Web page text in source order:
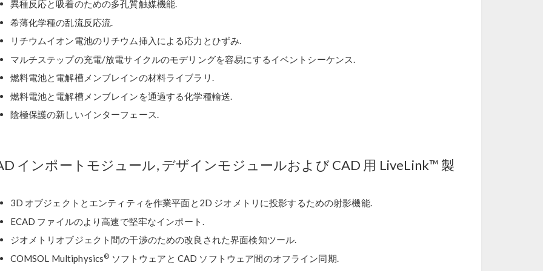
異種反応と吸着のための多孔質触媒機能.
希薄化学種の乱流反応流.
リチウムイオン電池のリチウム挿入による応力とひずみ.
マルチステップの充電/放電サイクルのモデリングを容易にするイベントシーケンス.
燃料電池と電解槽メンブレインの材料ライブラリ.
燃料電池と電解槽メンブレインを通過する化学種輸送.
陰極保護の新しいインターフェース.
インポートモジュール, デザインモジュールおよび CAD 用 LiveLink™ 製
3D オブジェクトとエンティティを作業平面と2D ジオメトリに投影するための射影機能.
ECAD ファイルのより高速で堅牢なインポート.
ジオメトリオブジェクト間の干渉のための改良された界面検知ツール.
COMSOL Multiphysics® ソフトウェアと CAD ソフトウェア間のオフライン同期.